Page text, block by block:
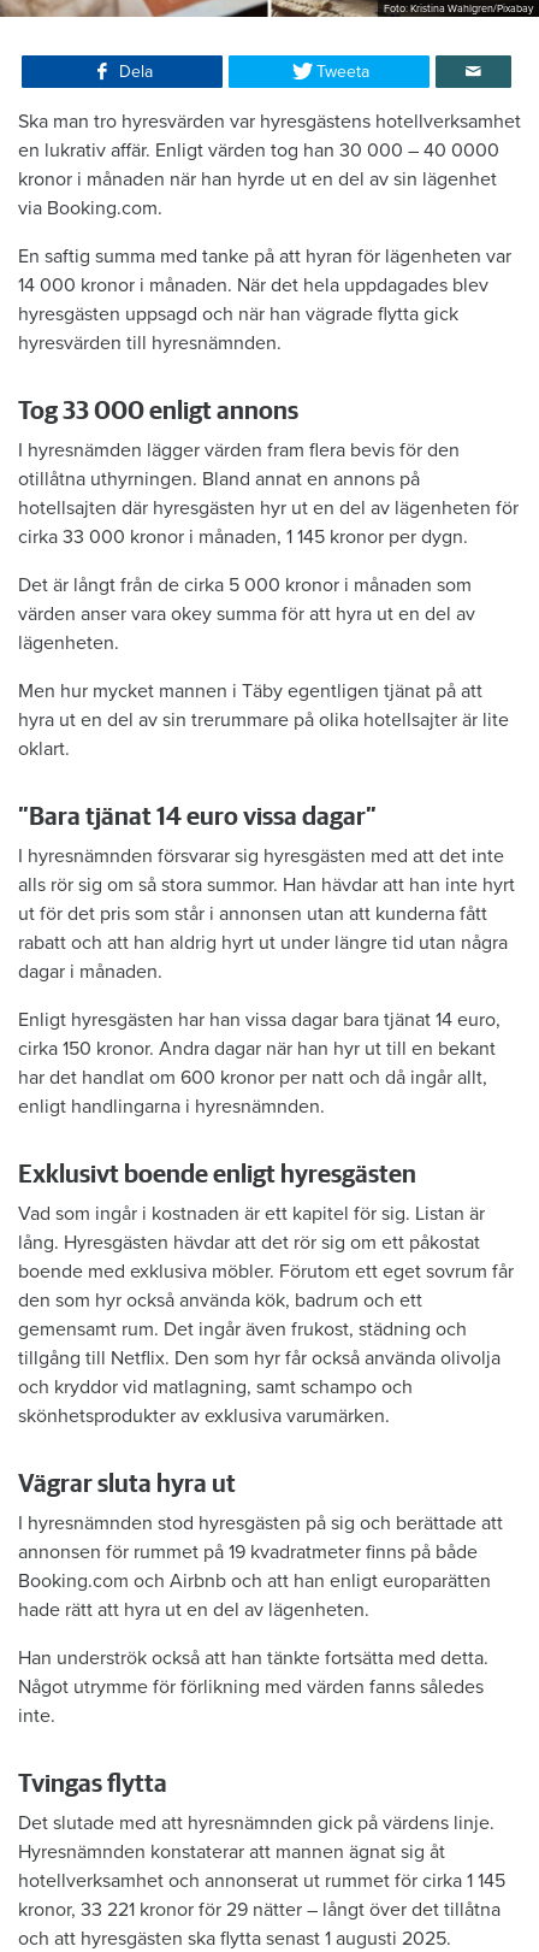
Foto: Kristina Wahlgren/Pixabay
Dela Tweeta
Ska man tro hyresvärden var hyresgästens hotellverksamhet
en lukrativ affär. Enligt värden tog han 30 000 – 40 0000
kronor i månaden när han hyrde ut en del av sin lägenhet
via Booking.com.
En saftig summa med tanke på att hyran för lägenheten var
14 000 kronor i månaden. När det hela uppdagades blev
hyresgästen uppsagd och när han vägrade flytta gick
hyresvärden till hyresnämnden.
Tog 33 000 enligt annons
I hyresnämden lägger värden fram flera bevis för den
otillåtna uthyrningen. Bland annat en annons på
hotellsajten där hyresgästen hyr ut en del av lägenheten för
cirka 33 000 kronor i månaden, 1 145 kronor per dygn.
Det är långt från de cirka 5 000 kronor i månaden som
värden anser vara okey summa för att hyra ut en del av
lägenheten.
Men hur mycket mannen i Täby egentligen tjänat på att
hyra ut en del av sin trerummare på olika hotellsajter är lite
oklart.
”Bara tjänat 14 euro vissa dagar”
I hyresnämnden försvarar sig hyresgästen med att det inte
alls rör sig om så stora summor. Han hävdar att han inte hyrt
ut för det pris som står i annonsen utan att kunderna fått
rabatt och att han aldrig hyrt ut under längre tid utan några
dagar i månaden.
Enligt hyresgästen har han vissa dagar bara tjänat 14 euro,
cirka 150 kronor. Andra dagar när han hyr ut till en bekant
har det handlat om 600 kronor per natt och då ingår allt,
enligt handlingarna i hyresnämnden.
Exklusivt boende enligt hyresgästen
Vad som ingår i kostnaden är ett kapitel för sig. Listan är
lång. Hyresgästen hävdar att det rör sig om ett påkostat
boende med exklusiva möbler. Förutom ett eget sovrum får
den som hyr också använda kök, badrum och ett
gemensamt rum. Det ingår även frukost, städning och
tillgång till Netflix. Den som hyr får också använda olivolja
och kryddor vid matlagning, samt schampo och
skönhetsprodukter av exklusiva varumärken.
Vägrar sluta hyra ut
I hyresnämnden stod hyresgästen på sig och berättade att
annonsen för rummet på 19 kvadratmeter finns på både
Booking.com och Airbnb och att han enligt europarätten
hade rätt att hyra ut en del av lägenheten.
Han underströk också att han tänkte fortsätta med detta.
Något utrymme för förlikning med värden fanns således
inte.
Tvingas flytta
Det slutade med att hyresnämnden gick på värdens linje.
Hyresnämnden konstaterar att mannen ägnat sig åt
hotellverksamhet och annonserat ut rummet för cirka 1 145
kronor, 33 221 kronor för 29 nätter – långt över det tillåtna
och att hyresgästen ska flytta senast 1 augusti 2025.